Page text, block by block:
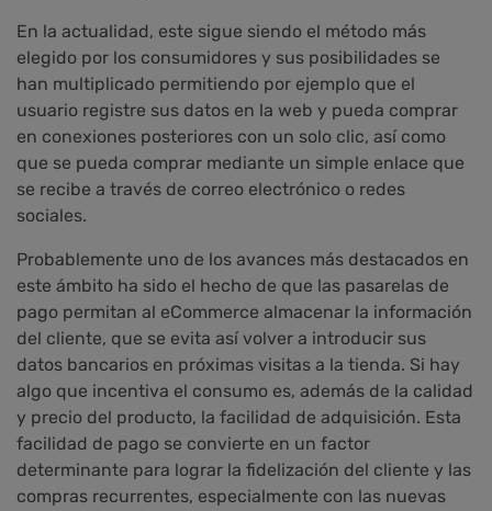
En la actualidad, este sigue siendo el método más
elegido por los consumidores y sus posibilidades se
han multiplicado permitiendo por ejemplo que el
usuario registre sus datos en la web y pueda comprar
en conexiones posteriores con un solo clic, así como
que se pueda comprar mediante un simple enlace que
se recibe a través de correo electrónico o redes
sociales.
Probablemente uno de los avances más destacados en
este ámbito ha sido el hecho de que las pasarelas de
pago permitan al eCommerce almacenar la información
del cliente, que se evita así volver a introducir sus
datos bancarios en próximas visitas a la tienda. Si hay
algo que incentiva el consumo es, además de la calidad
y precio del producto, la facilidad de adquisición. Esta
facilidad de pago se convierte en un factor
determinante para lograr la fidelización del cliente y las
compras recurrentes, especialmente con las nuevas